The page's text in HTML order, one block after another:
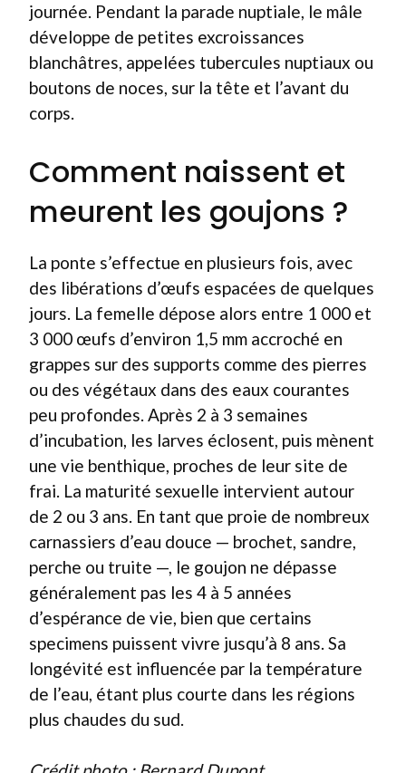
journée. Pendant la parade nuptiale, le mâle
développe de petites excroissances
blanchâtres, appelées tubercules nuptiaux ou
boutons de noces, sur la tête et l’avant du
corps.
Comment naissent et
meurent les goujons ?
La ponte s’effectue en plusieurs fois, avec
des libérations d’œufs espacées de quelques
jours. La femelle dépose alors entre 1 000 et
3 000 œufs d’environ 1,5 mm accroché en
grappes sur des supports comme des pierres
ou des végétaux dans des eaux courantes
peu profondes. Après 2 à 3 semaines
d’incubation, les larves éclosent, puis mènent
une vie benthique, proches de leur site de
frai. La maturité sexuelle intervient autour
de 2 ou 3 ans. En tant que proie de nombreux
carnassiers d’eau douce — brochet, sandre,
perche ou truite —, le goujon ne dépasse
généralement pas les 4 à 5 années
d’espérance de vie, bien que certains
specimens puissent vivre jusqu’à 8 ans. Sa
longévité est influencée par la température
de l’eau, étant plus courte dans les régions
plus chaudes du sud.